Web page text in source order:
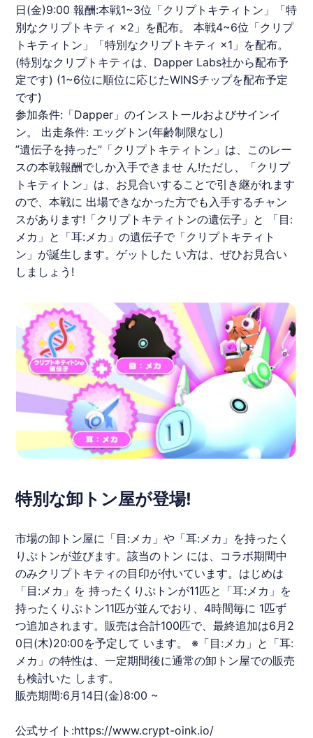
日(金)9:00 報酬:本戦1~3位「クリプトキティトン」「特
別なクリプトキティ ×2」を配布。 本戦4~6位「クリプ
トキティトン」「特別なクリプトキティ ×1」を配布。
(特別なクリプトキティは、Dapper Labs社から配布予
定です) (1~6位に順位に応じたWINSチップを配布予定
です)
参加条件:「Dapper」のインストールおよびサインイ
ン。 出走条件: エッグトン(年齢制限なし)
”遺伝子を持った”「クリプトキティトン」は、このレー
スの本戦報酬でしか入手できませ ん!ただし、「クリプ
トキティトン」は、お見合いすることで引き継がれます
ので、本戦に 出場できなかった方でも入手するチャン
スがあります!「クリプトキティトンの遺伝子」と 「目:
メカ」と「耳:メカ」の遺伝子で「クリプトキティト
ン」が誕生します。ゲットした い方は、ぜひお見合い
しましょう!
特別な卸トン屋が登場!
市場の卸トン屋に「目:メカ」や「耳:メカ」を持ったく
りぷトンが並びます。該当のトン には、コラボ期間中
のみクリプトキティの目印が付いています。はじめは
「目:メカ」を 持ったくりぷトンが11匹と「耳:メカ」を
持ったくりぷトン11匹が並んでおり、4時間毎に 1匹ず
つ追加されます。販売は合計100匹で、最終追加は6月2
0日(木)20:00を予定して います。 ※「目:メカ」と「耳:
メカ」の特性は、一定期間後に通常の卸トン屋での販売
も検討いた します。
販売期間:6月14日(金)8:00 ~
公式サイト:​https://www.crypt-oink.io/